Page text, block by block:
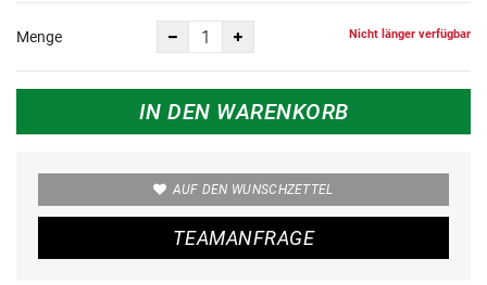
Menge Nicht länger verfügbar
IN DEN WARENKORB
AUF DEN WUNSCHZETTEL
TEAMANFRAGE